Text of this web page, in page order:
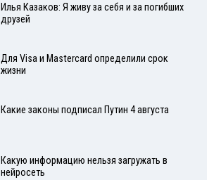
Илья Казаков: Я живу за себя и за погибших
друзей
Для Visа и Mastercard определили срок
жизни
Какие законы подписал Путин 4 августа
Какую информацию нельзя загружать в
нейросеть